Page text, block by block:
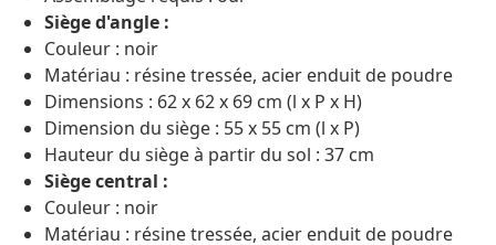
Siège d'angle :
Couleur : noir
Matériau : résine tressée, acier enduit de poudre
Dimensions : 62 x 62 x 69 cm (l x P x H)
Dimension du siège : 55 x 55 cm (l x P)
Hauteur du siège à partir du sol : 37 cm
Siège central :
Couleur : noir
Matériau : résine tressée, acier enduit de poudre